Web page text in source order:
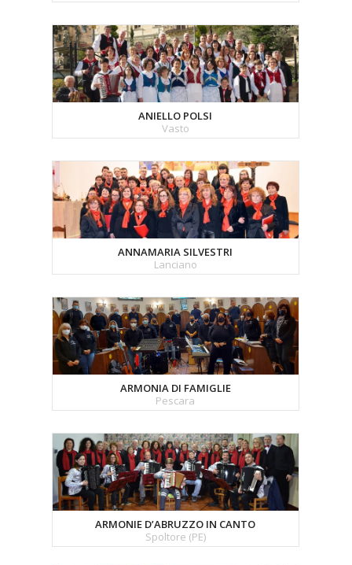
ANIELLO POLSI
Vasto
ANNAMARIA SILVESTRI
Lanciano
ARMONIA DI FAMIGLIE
Pescara
ARMONIE D’ABRUZZO IN CANTO
Spoltore (PE)